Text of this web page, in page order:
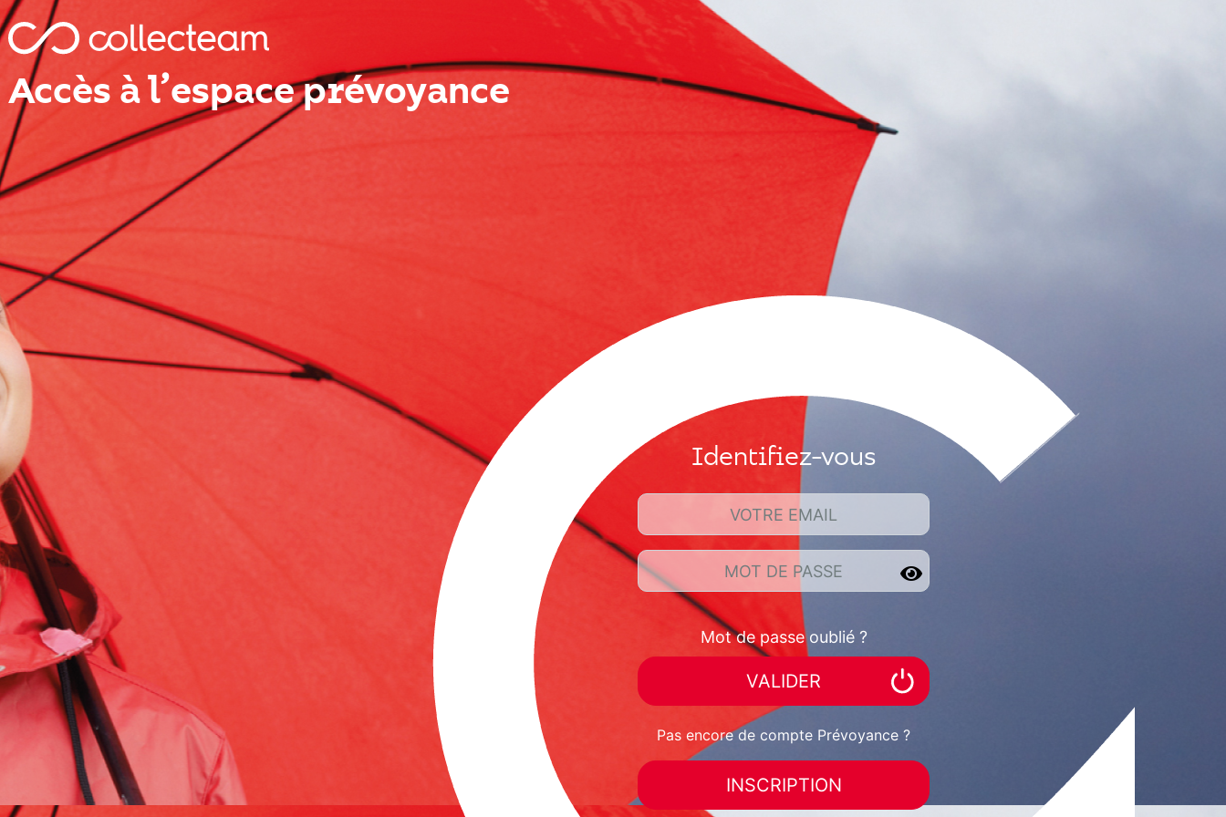
Accès à l’espace prévoyance
Identifiez-vous
VOTRE EMAIL
MOT DE PASSE
Mot de passe oublié ?
VALIDER
Pas encore de compte Prévoyance ?
INSCRIPTION